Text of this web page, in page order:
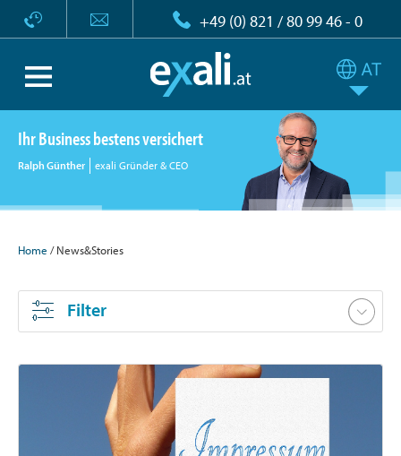
+49 (0) 821 / 80 99 46 - 0
Ihr Business bestens versichert
Ralph Günther exali Gründer & CEO
Home / News&Stories
Filter